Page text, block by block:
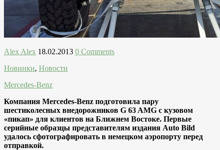
Alex Alex 18.02.2013 0 Comments
Новинки, Новости
Mercedes-Benz
Компания Mercedes-Benz подготовила пару
шестиколесных внедорожников G 63 AMG с кузовом
«пикап» для клиентов на Ближнем Востоке. Первые
серийные образцы представителям издания Auto Bild
удалось сфотографировать в немецком аэропорту перед
отправкой.